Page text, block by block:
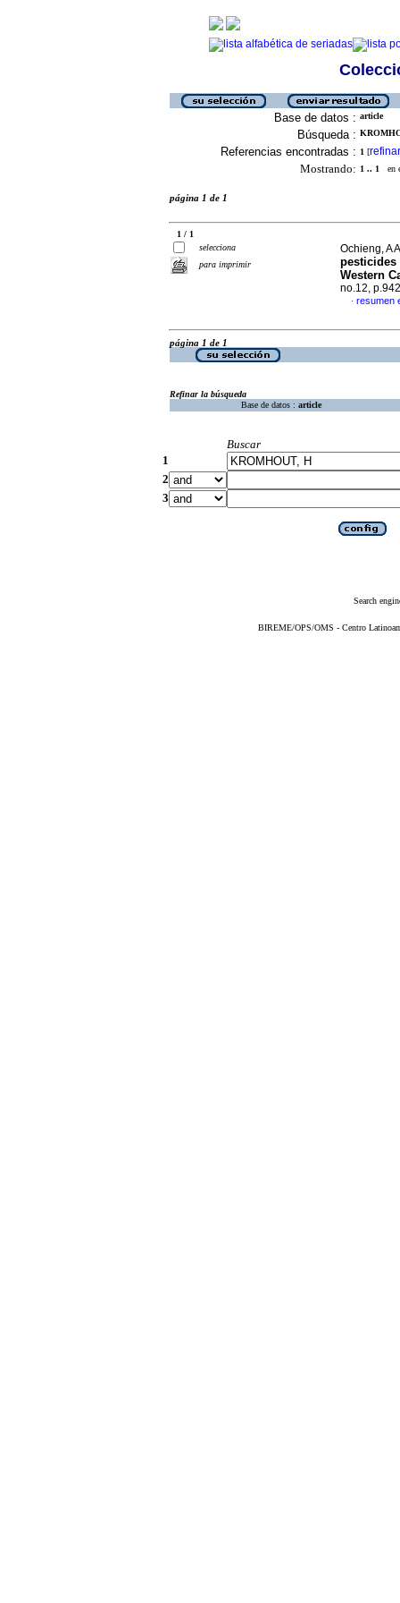
Base de datos : article
Búsqueda :
Referencias encontradas : 1 [refinar
Mostrando: 1 .. 1 en
página 1 de 1
1 / 1
selecciona
para imprimir
Ochieng, A
pesticides
Western
no.12,
· resumen
página 1 de 1
Refinar la búsqueda
Base de datos : article
Buscar
1
2
3
Search
BIREME/OPS/OMS - Centro